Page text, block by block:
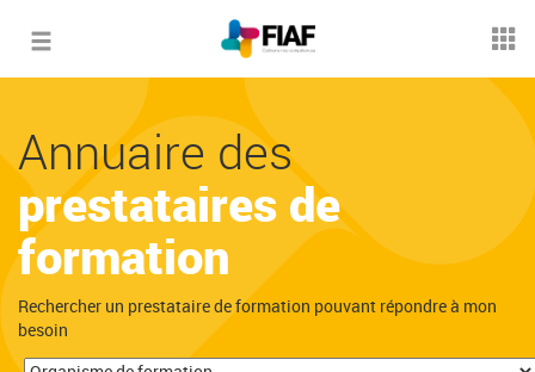
Toggle
Annuaire des
prestataires de
formation
Rechercher un prestataire de formation pouvant répondre à mon
besoin